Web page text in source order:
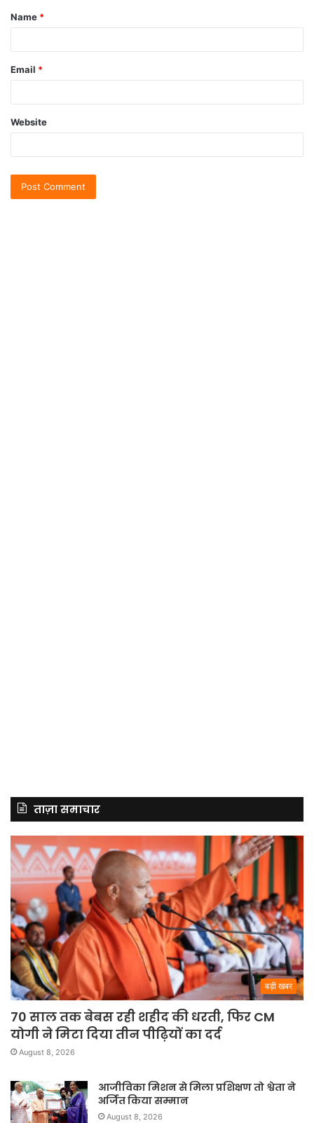
Name *
Email *
Website
ताज़ा समाचार
बड़ी खबर
70 साल तक बेबस रही शहीद की धरती, फिर CM
योगी ने मिटा दिया तीन पीढ़ियों का दर्द
August 8, 2026
आजीविका मिशन से मिला प्रशिक्षण तो श्वेता ने
अर्जित किया सम्मान
August 8, 2026